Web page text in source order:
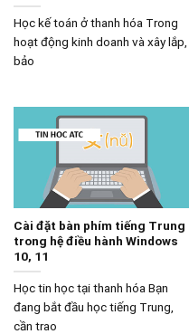
Học kế toán ở thanh hóa Trong
hoạt động kinh doanh và xây lắp,
bảo
Cài đặt bàn phím tiếng Trung
trong hệ điều hành Windows
10, 11
Học tin học tại thanh hóa Bạn
đang bắt đầu học tiếng Trung,
cần trao